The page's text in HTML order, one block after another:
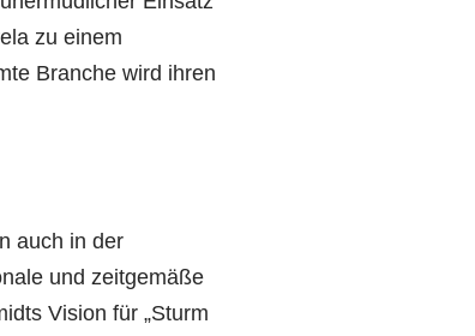
zu einem
Branche wird ihren
auch in der
und zeitgemäße
Vision für „Sturm